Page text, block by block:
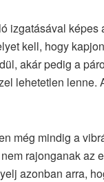
izgatásával
kell, hogy
akár pedig a
lehetetlen
még mindig a
rajonganak az
azonban arra,